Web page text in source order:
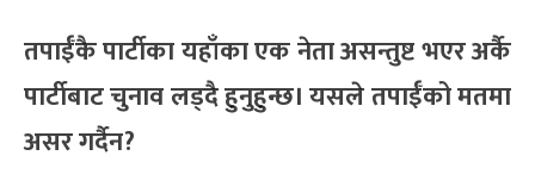
तपाईँकै पार्टीका यहाँका एक नेता असन्तुष्ट भएर अर्कै
पार्टीबाट चुनाव लड्दै हुनुहुन्छ। यसले तपाईँको मतमा
असर गर्दैन?